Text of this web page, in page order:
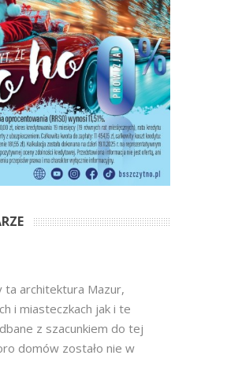
ta architektura Mazur,
i miasteczkach jak i te
z szacunkiem do tej
domów zostało nie w